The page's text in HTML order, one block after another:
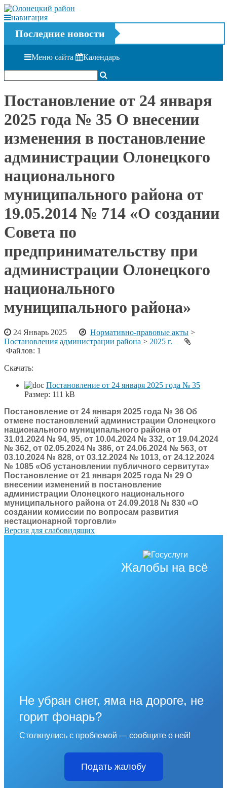
навигация
Последние новости
Меню сайта Календарь
Постановление от 24 января
2025 года № 35 О внесении
изменения в постановление
администрации Олонецкого
национального
муниципального района от
19.05.2014 № 714 «О создании
Совета по
предпринимательству при
администрации Олонецкого
национального
муниципального района»
24 Январь 2025 Нормативно-правовые акты >
Постановления администрации района > 2025 г.
Файлов: 1
Скачать:
Постановление от 24 января 2025 года № 35
Размер: 111 kB
Постановление от 24 января 2025 года № 36 Об
отмене постановлений администрации Олонецкого
национального муниципального района от
31.01.2024 № 94, 95, от 10.04.2024 № 332, от 19.04.2024
№ 362, от 02.05.2024 № 386, от 24.06.2024 № 563, от
03.10.2024 № 828, от 03.12.2024 № 1013, от 24.12.2024
№ 1085 «Об установлении публичного сервитута»
Постановление от 21 января 2025 года № 29 О
внесении изменений в постановление
администрации Олонецкого национального
муниципального района от 24.09.2018 № 830 «О
создании комиссии по вопросам развития
нестационарной торговли»
Версия для слабовидящих
Жалобы на всё
Не убран снег, яма на дороге, не
горит фонарь?
Столкнулись с проблемой — сообщите о ней!
Подать жалобу